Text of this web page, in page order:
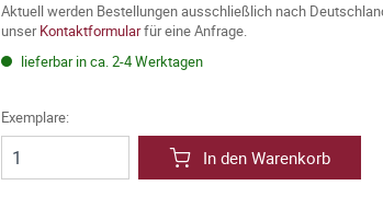
Aktuell werden Bestellungen ausschließlich nach
unserKontaktformularfür eine Anfrage.
lieferbar in ca. 2-4 Werktagen
Exemplare:
In den Warenkorb